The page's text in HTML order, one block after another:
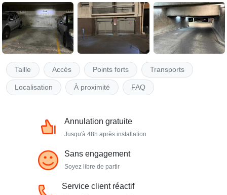
Taille Accès Points forts Transports
Localisation À proximité FAQ
Annulation gratuite
Jusqu'à 48h après installation
Sans engagement
Soyez libre de partir
Service client réactif